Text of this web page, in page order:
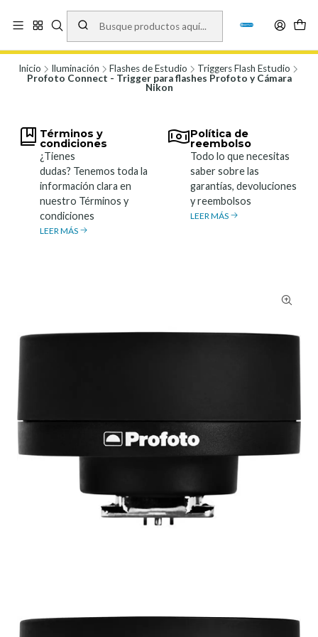
Vísita nuestro local en Los Agustinos 5478, Ñuñoa. Lunes a Viernes 9.30 a
19.00, Sábados 10:00 a 19:00 y Domingos de 10:00 a 17:00
Inicio Iluminación Flashes de Estudio
Triggers Flash Estudio
Profoto Connect - Trigger para flashes Profoto y Cámara
Nikon
Términos y
condiciones
¿Tienes
dudas? Tenemos toda la
información clara en
nuestro Términos y
condiciones
LEER MÁS
Política de
reembolso
Todo lo que necesitas
saber sobre las
garantías, devoluciones
y reembolsos
LEER MÁS